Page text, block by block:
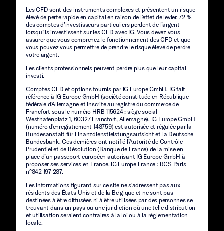
Les CFD sont des instruments complexes et présentent un risque
élevé de perte rapide en capital en raison de l’effet de levier. 72 %
des comptes d’investisseurs particuliers perdent de l’argent
lorsqu’ils investissent sur les CFD avec IG. Vous devez vous
assurer que vous comprenez le fonctionnement des CFD et que
vous pouvez vous permettre de prendre le risque élevé de perdre
votre argent.
Les clients professionnels peuvent perdre plus que leur capital
investi.
Comptes CFD et options fournis par IG Europe GmbH. IG fait
référence à IG Europe GmbH (société constituée en République
fédérale d'Allemagne et inscrite au registre du commerce de
Francfort sous le numéro HRB 115624 ; siège social
Westhafenplatz 1, 60327 Francfort, Allemagne). IG Europe GmbH
(numéro d'enregistrement 148759) est autorisée et régulée par la
Bundesanstalt für Finanzdienstleistungsaufsicht et la Deutsche
Bundesbank. Ces dernières ont notifié l’Autorité de Contrôle
Prudentiel et de Résolution (Banque de France) de la mise en
place d’un passeport européen autorisant IG Europe GmbH à
proposer ses services en France. IG Europe France : RCS Paris
n°842 197 287.
Les informations figurant sur ce site ne s'adressent pas aux
résidents des États-Unis et de la Belgique et ne sont pas
destinées à être diffusées ni à être utilisées par des personnes se
trouvant dans un pays ou une juridiction où une telle distribution
et utilisation seraient contraires à la loi ou à la règlementation
locale.